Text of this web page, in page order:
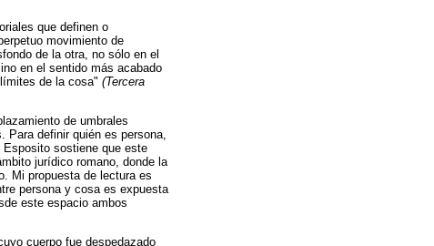
que definen o
movimiento de
de la otra, no sólo en el
en el sentido más acabado
de la cosa" (Tercera
de umbrales
Para definir quién es persona,
sostiene que este
jurídico romano, donde la
Mi propuesta de lectura es
persona y cosa es expuesta
este espacio ambos
cuerpo fue despedazado